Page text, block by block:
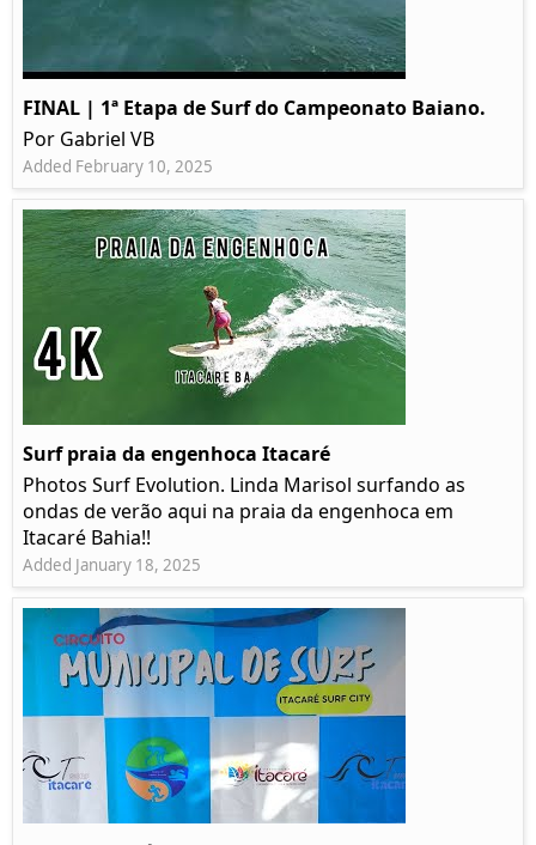
FINAL | 1ª Etapa de Surf do Campeonato Baiano.
Por Gabriel VB
Added February 10, 2025
Surf praia da engenhoca Itacaré
Photos Surf Evolution. Linda Marisol surfando as
ondas de verão aqui na praia da engenhoca em
Itacaré Bahia!!
Added January 18, 2025